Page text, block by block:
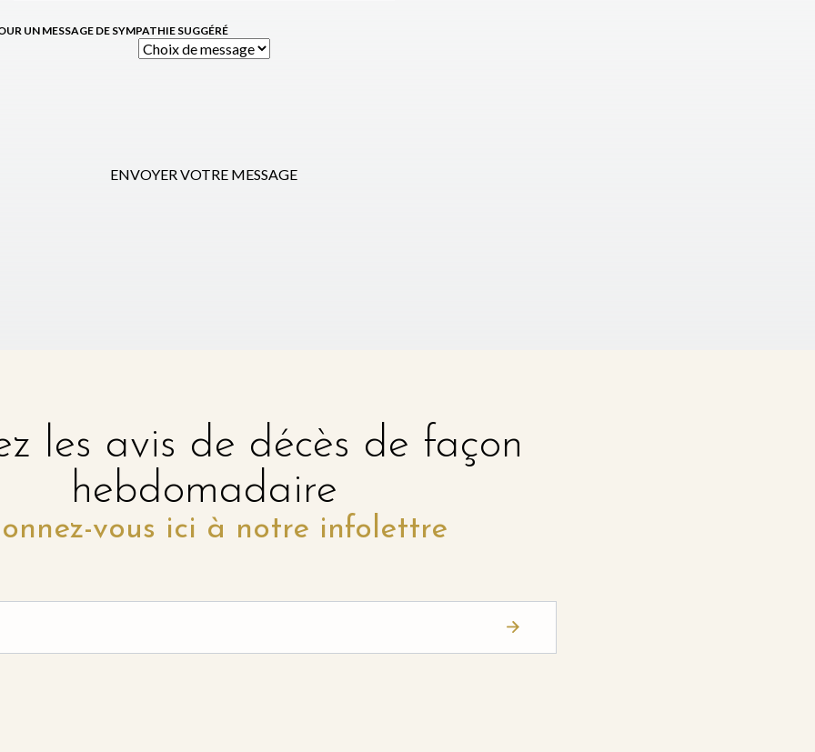
UN MESSAGE DE SYMPATHIE SUGGÉRÉ
ENVOYER VOTRE MESSAGE
les avis de décès de façon
hebdomadaire
vous ici à notre infolettre